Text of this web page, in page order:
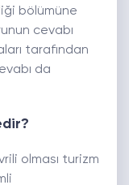
bölümüne
cevabı
tarafından
da
olması turizm